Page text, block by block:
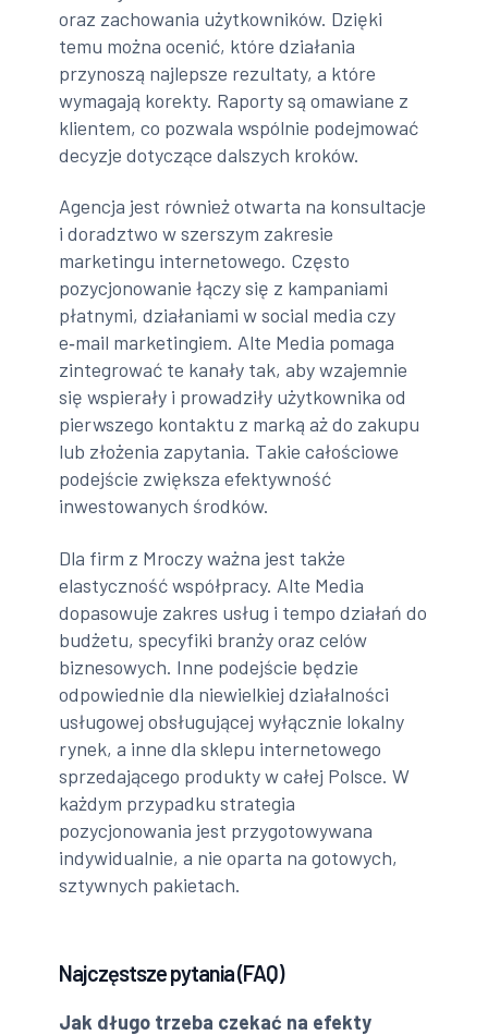
oraz zachowania użytkowników. Dzięki
temu można ocenić, które działania
przynoszą najlepsze rezultaty, a które
wymagają korekty. Raporty są omawiane z
klientem, co pozwala wspólnie podejmować
decyzje dotyczące dalszych kroków.
Agencja jest również otwarta na konsultacje
i doradztwo w szerszym zakresie
marketingu internetowego. Często
pozycjonowanie łączy się z kampaniami
płatnymi, działaniami w social media czy
e‑mail marketingiem. Alte Media pomaga
zintegrować te kanały tak, aby wzajemnie
się wspierały i prowadziły użytkownika od
pierwszego kontaktu z marką aż do zakupu
lub złożenia zapytania. Takie całościowe
podejście zwiększa efektywność
inwestowanych środków.
Dla firm z Mroczy ważna jest także
elastyczność współpracy. Alte Media
dopasowuje zakres usług i tempo działań do
budżetu, specyfiki branży oraz celów
biznesowych. Inne podejście będzie
odpowiednie dla niewielkiej działalności
usługowej obsługującej wyłącznie lokalny
rynek, a inne dla sklepu internetowego
sprzedającego produkty w całej Polsce. W
każdym przypadku strategia
pozycjonowania jest przygotowywana
indywidualnie, a nie oparta na gotowych,
sztywnych pakietach.
Najczęstsze pytania (FAQ)
Jak długo trzeba czekać na efekty